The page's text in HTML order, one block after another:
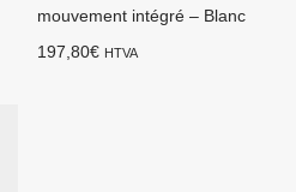
mouvement intégré – Blanc
197,80€ HTVA